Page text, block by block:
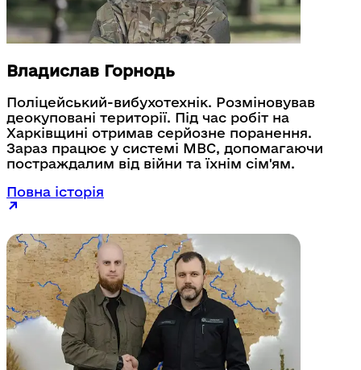
Владислав Горнодь
Поліцейський-вибухотехнік. Розміновував
деокуповані території. Під час робіт на
Харківщині отримав серйозне поранення.
Зараз працює у системі МВС, допомагаючи
постраждалим від війни та їхнім сім'ям.
Повна історія